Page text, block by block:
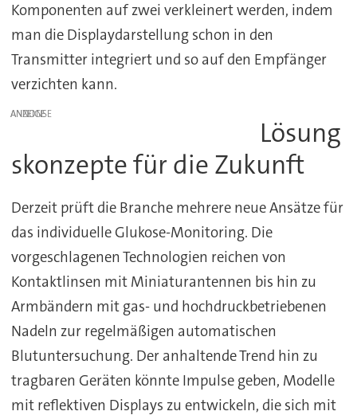
Komponenten auf zwei verkleinert werden, indem
man die Displaydarstellung schon in den
Transmitter integriert und so auf den Empfänger
verzichten kann.
ANZEIGE
Lösung
skonzepte für die Zukunft
Derzeit prüft die Branche mehrere neue Ansätze für
das individuelle Glukose-Monitoring. Die
vorgeschlagenen Technologien reichen von
Kontaktlinsen mit Miniaturantennen bis hin zu
Armbändern mit gas- und hochdruckbetriebenen
Nadeln zur regelmäßigen automatischen
Blutuntersuchung. Der anhaltende Trend hin zu
tragbaren Geräten könnte Impulse geben, Modelle
mit reflektiven Displays zu entwickeln, die sich mit